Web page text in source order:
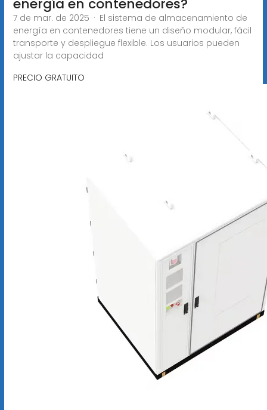
energía en contenedores?
7 de mar. de 2025 · El sistema de almacenamiento de
energía en contenedores tiene un diseño modular, fácil
transporte y despliegue flexible. Los usuarios pueden
ajustar la capacidad
PRECIO GRATUITO